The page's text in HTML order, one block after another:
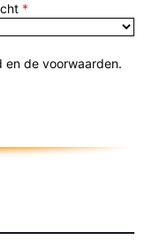
de voorwaarden.